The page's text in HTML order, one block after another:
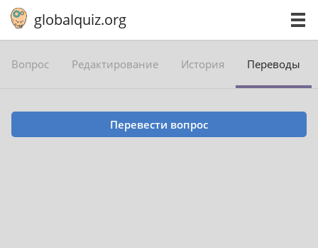
globalquiz.org
Вопрос Редактирование История Переводы
Перевести вопрос